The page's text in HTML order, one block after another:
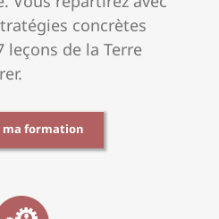
concrètes
leçons de la Terre
ma formation